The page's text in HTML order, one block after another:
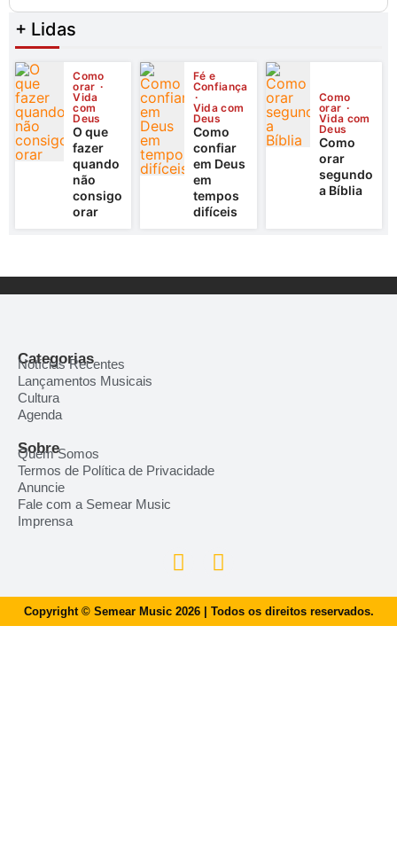
+ Lidas
Como
orar
Vida
com
Deus
O que
fazer
quando
não
consigo
orar
Fé e
Confiança
Vida com
Deus
Como
confiar
em Deus
em
tempos
difíceis
Como
orar
Vida com
Deus
Como
orar
segundo
a Bíblia
Categorias
Notícias Recentes
Lançamentos Musicais
Cultura
Agenda
Sobre
Quem Somos
Termos de Política de Privacidade
Anuncie
Fale com a Semear Music
Imprensa
Copyright © Semear Music 2026 | Todos os direitos reservados.